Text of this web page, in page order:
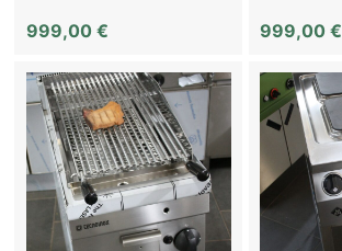
999,00 € 999,00€